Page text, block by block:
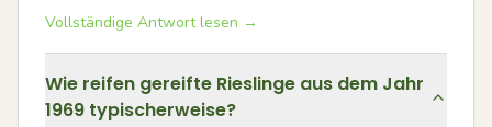
Vollständige Antwort lesen →
Wie reifen gereifte Rieslinge aus dem Jahr
1969 typischerweise?